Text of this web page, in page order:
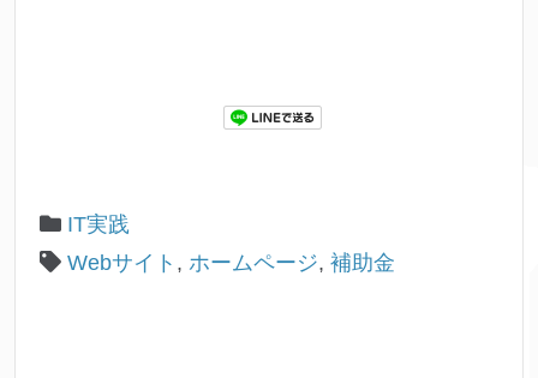
IT実践
Webサイト , ホームページ, 補助金